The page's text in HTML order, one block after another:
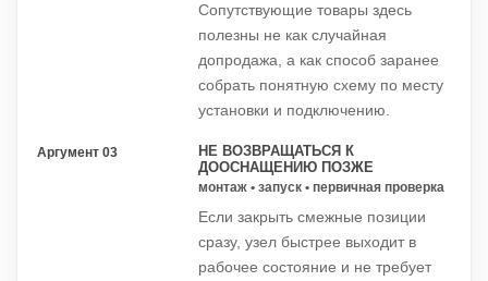
Сопутствующие товары здесь
полезны не как случайная
допродажа, а как способ заранее
собрать понятную схему по месту
установки и подключению.
Аргумент 03
НЕ ВОЗВРАЩАТЬСЯ К
ДООСНАЩЕНИЮ ПОЗЖЕ
монтаж • запуск • первичная проверка
Если закрыть смежные позиции
сразу, узел быстрее выходит в
рабочее состояние и не требует